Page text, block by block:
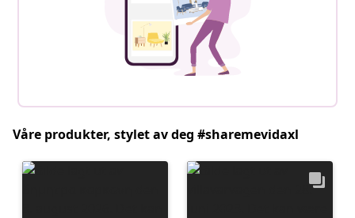
Våre produkter, stylet av deg #sharemevidaxl